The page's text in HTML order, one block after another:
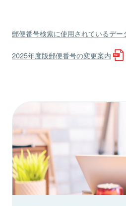
郵便番号検索に使用されているデー
2025年度版郵便番号の変更案内